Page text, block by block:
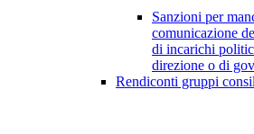
Sanzioni per
comunicazione
di incarichi
direzione o di
Rendiconti gruppi